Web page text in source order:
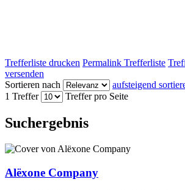
Trefferliste drucken Permalink Trefferliste
versenden
Sortieren nach
aufsteigend
1 Treffer
Treffer pro Seite
Suchergebnis
Alëxone Company